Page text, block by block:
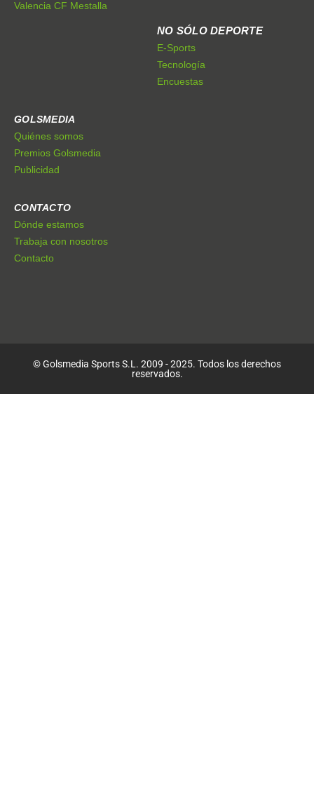
Valencia CF Mestalla
NO SÓLO DEPORTE
E-Sports
Tecnología
Encuestas
GOLSMEDIA
Quiénes somos
Premios Golsmedia
Publicidad
CONTACTO
Dónde estamos
Trabaja con nosotros
Contacto
© Golsmedia Sports S.L. 2009 - 2025. Todos los derechos
reservados.